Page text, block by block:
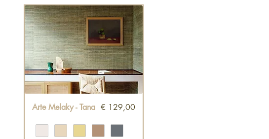
Snel overzicht
Arte Melaky - Tana Prijs
€ 129,00